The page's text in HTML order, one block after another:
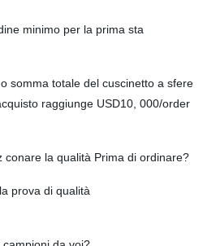
minimo per la prima sta
somma totale del cuscinetto a sfere
raggiunge USD10, 000/order
conare la qualità Prima di ordinare?
prova di qualità